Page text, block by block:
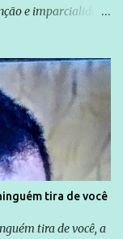
e imparcialidade
na delação de
o Brasil no
ou
Zanin Martins
tira de você
tira de você, a